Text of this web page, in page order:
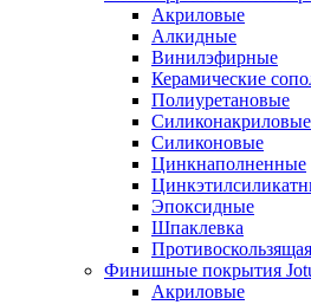
Акриловые
Алкидные
Винилэфирные
Керамические
Полиуретановые
Силиконакриловые
Силиконовые
Цинкнаполненные
Эпоксидные
Шпаклевка
Финишные покрытия
Акриловые